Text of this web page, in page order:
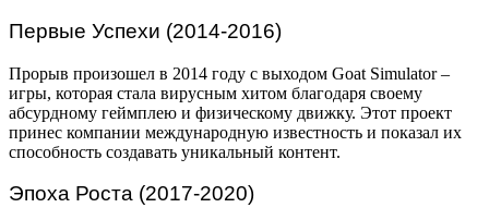
Первые Успехи (2014-2016)
Прорыв произошел в 2014 году с выходом Goat Simulator –
игры, которая стала вирусным хитом благодаря своему
абсурдному геймплею и физическому движку. Этот проект
принес компании международную известность и показал их
способность создавать уникальный контент.
Эпоха Роста (2017-2020)